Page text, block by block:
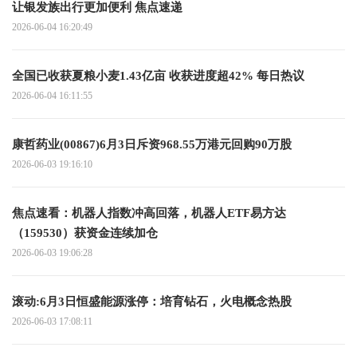
让银发族出行更加便利 焦点速递
2026-06-04 16:20:49
全国已收获夏粮小麦1.43亿亩 收获进度超42% 每日热议
2026-06-04 16:11:55
康哲药业(00867)6月3日斥资968.55万港元回购90万股
2026-06-03 19:16:10
焦点速看：机器人指数冲高回落，机器人ETF易方达
（159530）获资金连续加仓
2026-06-03 19:06:28
滚动:6月3日恒盛能源涨停：培育钻石，火电概念热股
2026-06-03 17:08:11